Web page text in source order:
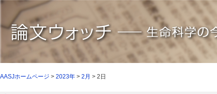
AASJホームページ > 2023年 > 2月 > 2日